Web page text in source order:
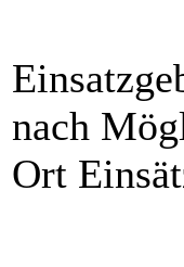
nach
Ort